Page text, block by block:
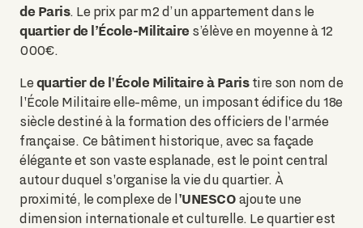
de Paris. Le prix par m2 d’un appartement dans le
quartier de l’École-Militaire s’élève en moyenne à 12
000€.
Le quartier de l'École Militaire à Paristire son nom de
l'École Militaire elle-même, un imposant édifice du 18e
siècle destiné à la formation des officiers de l'armée
française. Ce bâtiment historique, avec sa façade
élégante et son vaste esplanade, est le point central
autour duquel s'organise la vie du quartier. À
proximité, le complexe de l 'UNESCO ajoute une
dimension internationale et culturelle. Le quartier est